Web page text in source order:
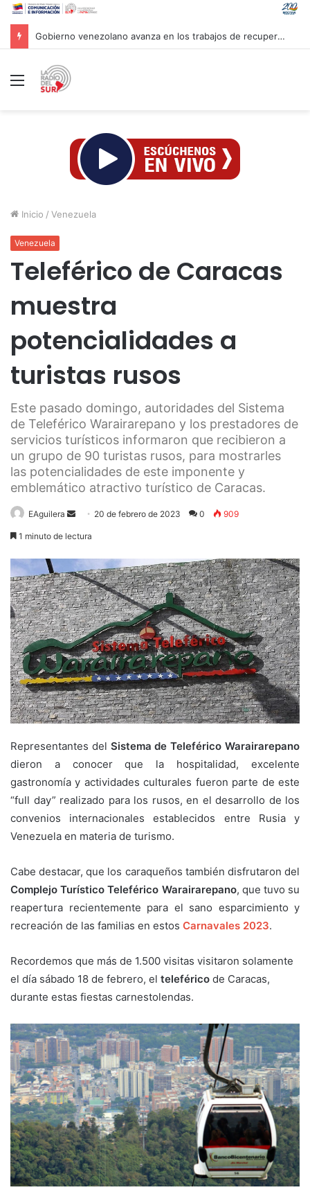
Gobierno venezolano avanza en los trabajos de recuperación y construcción del terminal temporal en Maiquetía
Menú
Inicio / Venezuela
Venezuela
Teleférico de Caracas
muestra
potencialidades a
turistas rusos
Este pasado domingo, autoridades del Sistema
de Teleférico Warairarepano y los prestadores de
servicios turísticos informaron que recibieron a
un grupo de 90 turistas rusos, para mostrarles
las potencialidades de este imponente y
emblemático atractivo turístico de Caracas.
EAguilera
Send 20 de febrero de 2023 0 909
1 minuto de lectura
Representantes del Sistema de Teleférico Warairarepano
dieron a conocer que la hospitalidad, excelente
gastronomía y actividades culturales fueron parte de este
“full day” realizado para los rusos, en el desarrollo de los
convenios internacionales establecidos entre Rusia y
Venezuela en materia de turismo.
Cabe destacar, que los caraqueños también disfrutaron del
Complejo Turístico Teleférico Warairarepano, que tuvo su
reapertura recientemente para el sano esparcimiento y
recreación de las familias en estos Carnavales 2023.
Recordemos que más de 1.500 visitas visitaron solamente
el día sábado 18 de febrero, el teleférico de Caracas,
durante estas fiestas carnestolendas.